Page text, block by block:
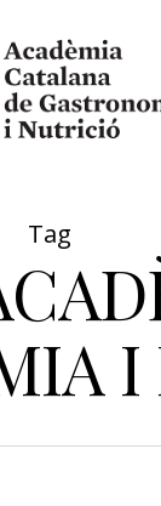
Tag